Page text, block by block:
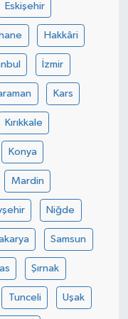
Eskişehir
Hakkâri
İzmir
Kars
Kırıkkale
Konya
Mardin
Niğde
Samsun
Şırnak
Tunceli Uşak